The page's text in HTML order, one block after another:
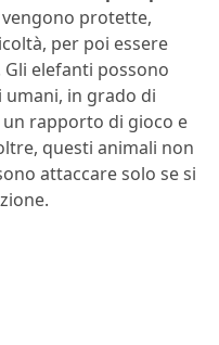
protette,
per poi essere
elefanti possono
umani, in grado di
rapporto di gioco e
questi animali non
attaccare solo se si